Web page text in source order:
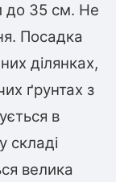
до 35 см. Не
Посадка
ділянках,
ґрунтах з
в
складі
велика